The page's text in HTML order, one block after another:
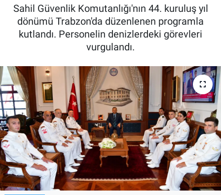
Sahil Güvenlik Komutanlığı'nın 44. kuruluş yıl
dönümü Trabzon'da düzenlenen programla
kutlandı. Personelin denizlerdeki görevleri
vurgulandı.
1461 TRABZON
FUTBOL
TV VE SİNEMA
BASKETBOL
SAĞLIK
GENEL
KÜLTÜR SANAT
Haber Arşivi